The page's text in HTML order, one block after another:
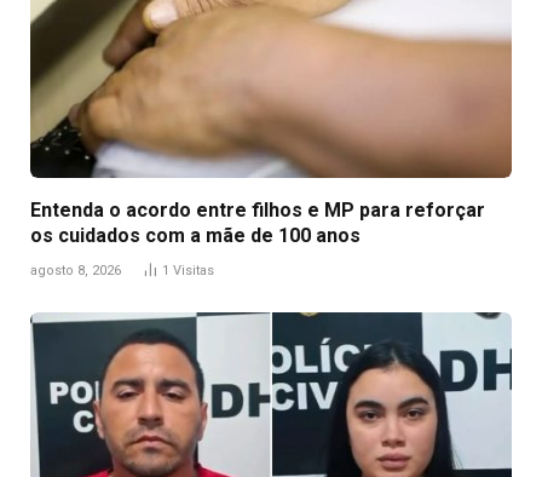
Entenda o acordo entre filhos e MP para reforçar
os cuidados com a mãe de 100 anos
agosto 8, 2026 1 Visitas